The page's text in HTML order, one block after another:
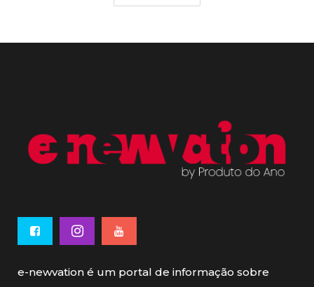
e-newvation é um portal de informação sobre